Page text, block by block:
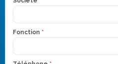
Fonction *